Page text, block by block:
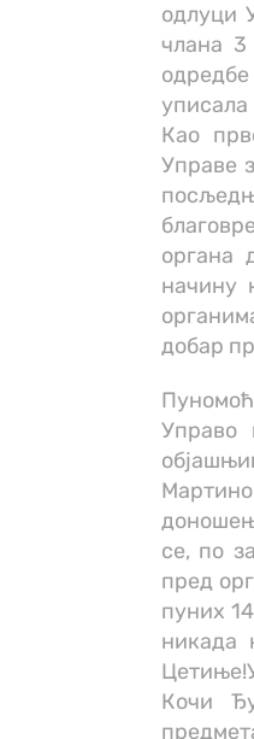
одлуци
члана
уписала
Као
Управе
органа
начину
добар
Управо
се, по
пред
пуних
никада
Кочи